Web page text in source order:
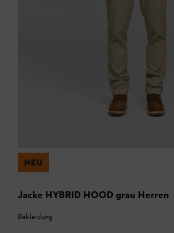
NEU
Jacke HYBRID HOOD grau Herren
Bekleidung